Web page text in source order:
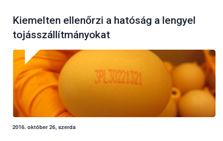
Kiemelten ellenőrzi a hatóság a lengyel
tojásszállítmányokat
2016. október 26, szerda